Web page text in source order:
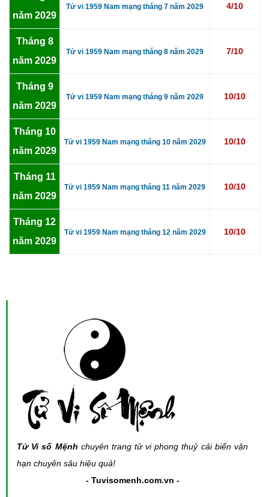
năm 2029
Tử vi 1959 Nam mạng tháng 7 năm 2029 4/10
Tháng 8
năm 2029
Tử vi 1959 Nam mạng tháng 8 năm 2029 7/10
Tháng 9
năm 2029
Tử vi 1959 Nam mạng tháng 9 năm 2029 10/10
Tháng 10
năm 2029
Tử vi 1959 Nam mạng tháng 10 năm 2029 10/10
Tháng 11
năm 2029
Tử vi 1959 Nam mạng tháng 11 năm 2029 10/10
Tháng 12
năm 2029
Tử vi 1959 Nam mạng tháng 12 năm 2029 10/10
Tử Vi số Mệnh chuyên trang tử vi phong thuỷ cải biến vận
hạn chuyên sâu hiệu quả!
- Tuvisomenh.com.vn -